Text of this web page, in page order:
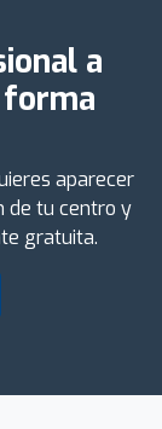
a
aparecer
de tu centro y
gratuita.